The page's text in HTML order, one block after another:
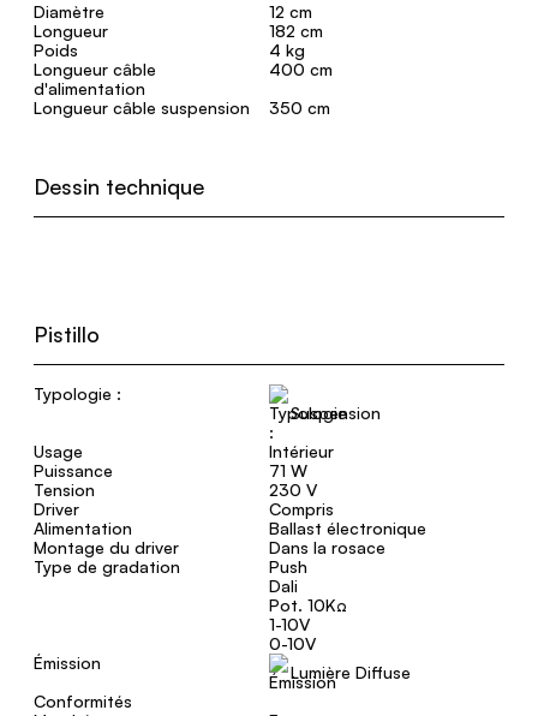
Diamètre
12 cm
Longueur
182 cm
Poids
4 kg
Longueur câble
d'alimentation
400 cm
Longueur câble suspension
350 cm
Dessin technique
Pistillo
Typologie :
Suspension
Usage
Intérieur
Puissance
71 W
Tension
230 V
Driver
Compris
Alimentation
Ballast électronique
Montage du driver
Dans la rosace
Type de gradation
Push
Dali
Pot. 10KΩ
1-10V
0-10V
Émission
Lumière Diffuse
Conformités